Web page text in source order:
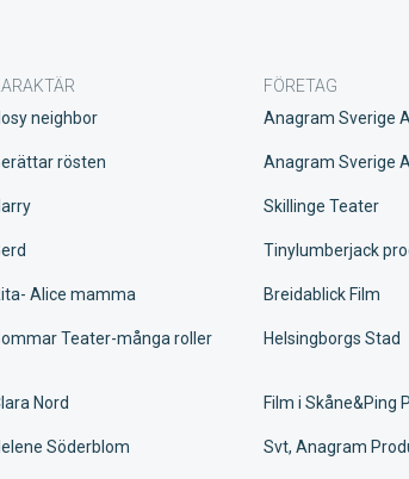
FÖRETAG
neighbor Anagram Sverige
rösten Anagram Sverige
Skillinge Teater
Tinylumberjack
Alice mamma Breidablick Film
Teater-många roller Helsingborgs Stad
Nord Film i Skåne&Ping
Söderblom Svt, Anagram